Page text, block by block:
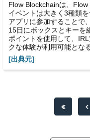
Flow Blockchainは、Flow
イベントは大きく3種類
アプリに参加することで
15日にボックスとキー
ポイントを使用して、
クな体験が利用可能となる
[出典元]